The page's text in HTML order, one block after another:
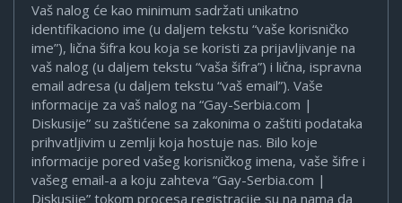
Vaš nalog će kao minimum sadržati unikatno
identifikaciono ime (u daljem tekstu “vaše korisničko
ime”), lična šifra kou koja se koristi za prijavljivanje na
vaš nalog (u daljem tekstu “vaša šifra”) i lična, ispravna
email adresa (u daljem tekstu “vaš email”). Vaše
informacije za vaš nalog na “Gay-Serbia.com |
Diskusije” su zaštićene sa zakonima o zaštiti podataka
prihvatljivim u zemlji koja hostuje nas. Bilo koje
informacije pored vašeg korisničkog imena, vaše šifre i
vašeg email-a a koju zahteva “Gay-Serbia.com |
Diskusije” tokom procesa registracije su na nama da